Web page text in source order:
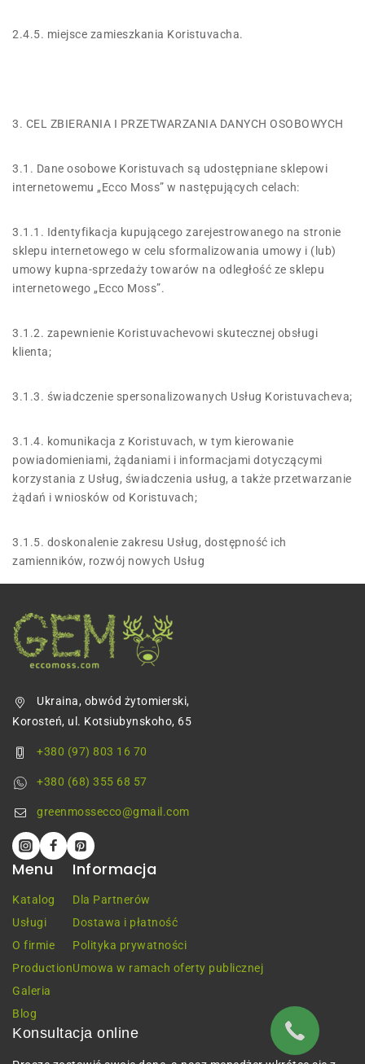
2.4.5. miejsce zamieszkania Koristuvacha.
3. CEL ZBIERANIA I PRZETWARZANIA DANYCH OSOBOWYCH
3.1. Dane osobowe Koristuvach są udostępniane sklepowi
internetowemu „Ecco Moss” w następujących celach:
3.1.1. Identyfikacja kupującego zarejestrowanego na stronie
sklepu internetowego w celu sformalizowania umowy i (lub)
umowy kupna-sprzedaży towarów na odległość ze sklepu
internetowego „Ecco Moss”.
3.1.2. zapewnienie Koristuvachevowi skutecznej obsługi
klienta;
3.1.3. świadczenie spersonalizowanych Usług Koristuvacheva;
3.1.4. komunikacja z Koristuvach, w tym kierowanie
powiadomieniami, żądaniami i informacjami dotyczącymi
korzystania z Usług, świadczenia usług, a także przetwarzanie
żądań i wniosków od Koristuvach;
3.1.5. doskonalenie zakresu Usług, dostępność ich
zamienników, rozwój nowych Usług
Ukraina, obwód żytomierski,
Korosteń, ul. Kotsiubynskoho, 65
+380 (97) 803 16 70
+380 (68) 355 68 57
greenmossecco@gmail.com
Menu
Katalog
Usługi
O firmie
Production
Galeria
Blog
Informacja
Dla Partnerów
Dostawa i płatność
Polityka prywatności
Umowa w ramach oferty publicznej
Konsultacja online